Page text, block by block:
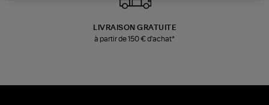
LIVRAISON GRATUITE
à partir de 150 € d'achat*